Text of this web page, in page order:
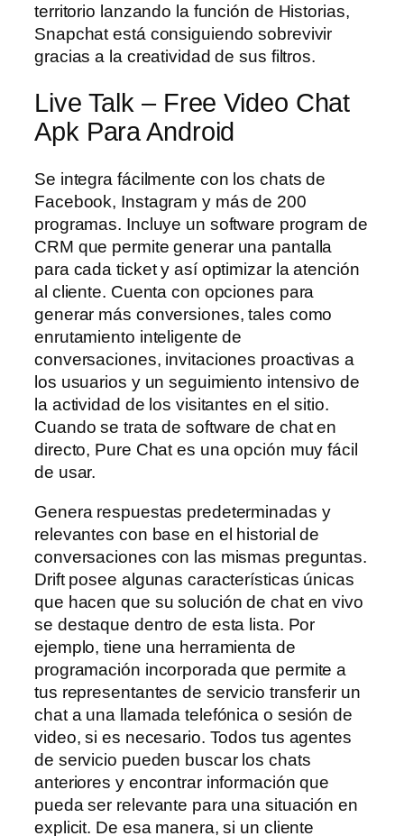
territorio lanzando la función de Historias,
Snapchat está consiguiendo sobrevivir
gracias a la creatividad de sus filtros.
Live Talk – Free Video Chat
Apk Para Android
Se integra fácilmente con los chats de
Facebook, Instagram y más de 200
programas. Incluye un software program de
CRM que permite generar una pantalla
para cada ticket y así optimizar la atención
al cliente. Cuenta con opciones para
generar más conversiones, tales como
enrutamiento inteligente de
conversaciones, invitaciones proactivas a
los usuarios y un seguimiento intensivo de
la actividad de los visitantes en el sitio.
Cuando se trata de software de chat en
directo, Pure Chat es una opción muy fácil
de usar.
Genera respuestas predeterminadas y
relevantes con base en el historial de
conversaciones con las mismas preguntas.
Drift posee algunas características únicas
que hacen que su solución de chat en vivo
se destaque dentro de esta lista. Por
ejemplo, tiene una herramienta de
programación incorporada que permite a
tus representantes de servicio transferir un
chat a una llamada telefónica o sesión de
video, si es necesario. Todos tus agentes
de servicio pueden buscar los chats
anteriores y encontrar información que
pueda ser relevante para una situación en
explicit. De esa manera, si un cliente